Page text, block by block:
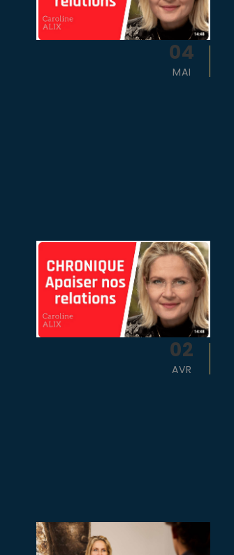
04
MAI
02
AVR